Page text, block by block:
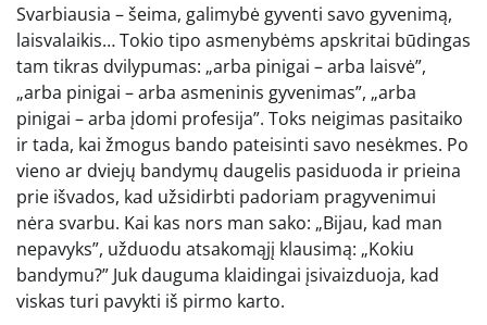
Svarbiausia – šeima, galimybė gyventi savo gyvenimą,
laisvalaikis… Tokio tipo asmenybėms apskritai būdingas
tam tikras dvilypumas: „arba pinigai – arba laisvė”,
„arba pinigai – arba asmeninis gyvenimas”, „arba
pinigai – arba įdomi profesija”. Toks neigimas pasitaiko
ir tada, kai žmogus bando pateisinti savo nesėkmes. Po
vieno ar dviejų bandymų daugelis pasiduoda ir prieina
prie išvados, kad užsidirbti padoriam pragyvenimui
nėra svarbu. Kai kas nors man sako: „Bijau, kad man
nepavyks”, užduodu atsakomąjį klausimą: „Kokiu
bandymu?” Juk dauguma klaidingai įsivaizduoja, kad
viskas turi pavykti iš pirmo karto.